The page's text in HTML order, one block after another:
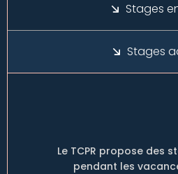
Stages
Stages
Le TCPR propose des
pendant les